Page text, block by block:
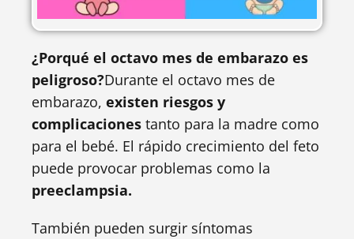
¿Porqué el octavo mes de embarazo es
peligroso?Durante el octavo mes de
embarazo, existen riesgos y
complicaciones tanto para la madre como
para el bebé. El rápido crecimiento del feto
puede provocar problemas como la
preeclampsia.
También pueden surgir síntomas